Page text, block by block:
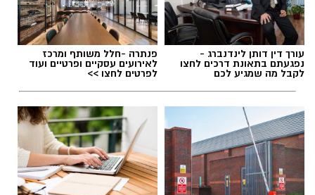
עורך דין דותן לינדנברג -
נפגעתם בתאונת דרכים לחצו
לקבל מה שמגיע לכם
פנתרה -חלל משותף ומרכז
לאירועים עסקיים ופרטיים ועוד
לפרטים לחצו >>